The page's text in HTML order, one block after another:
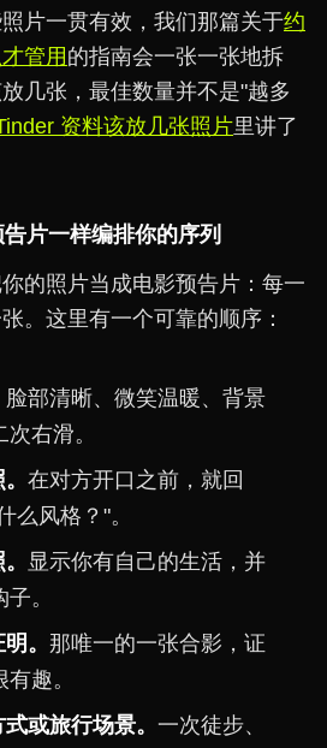
片一贯有效，我们那篇关于约
管用 的指南会一张一张地拆
几张，最佳数量并不是"越多
资料该放几张照片里讲了
片一样编排你的序列
的照片当成电影预告片：每一
。这里有一个可靠的顺序：
脸部清晰、微笑温暖、背景
右滑。
在对方开口之前，就回
么风格？"。
显示你有自己的生活，并
。
。 那唯一的一张合影，证
趣。
或旅行场景。 一次徒步、